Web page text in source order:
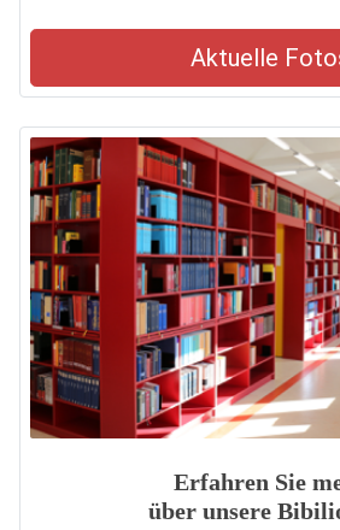
Aktuelle
Erfahren Sie
über unsere